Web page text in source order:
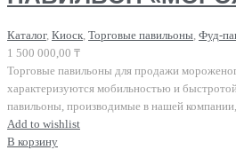
Каталог, Киоск, Торговые павильоны, Фуд-
1 500 000,00 ₸
Торговые павильоны для продажи
характеризуются мобильностью и
павильоны, производимые в нашей компании,
Add to wishlist
В корзину